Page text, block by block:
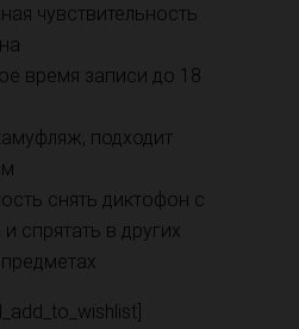
чувствительность
время записи до 18
подходит
снять диктофон с
спрятать в других